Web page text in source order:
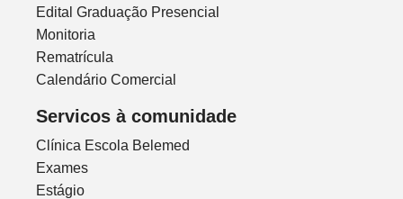
Edital Graduação Presencial
Monitoria
Rematrícula
Calendário Comercial
Servicos à comunidade
Clínica Escola Belemed
Exames
Estágio